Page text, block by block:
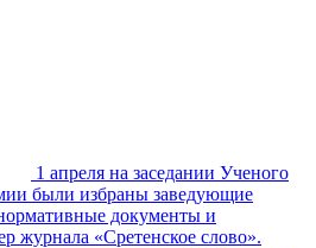
1 апреля на заседании Ученого
были избраны заведующие
документы и
журнала «Сретенское слово».